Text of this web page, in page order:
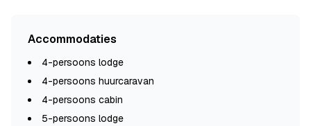
Accommodaties
4-persoons lodge
4-persoons huurcaravan
4-persoons cabin
5-persoons lodge